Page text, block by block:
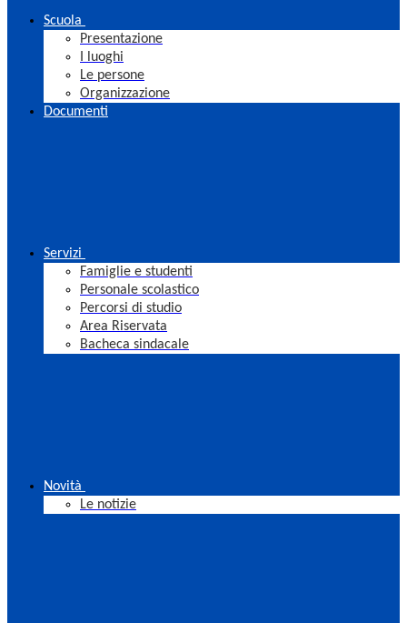
Scuola
Presentazione
I luoghi
Le persone
Organizzazione
Documenti
Servizi
Famiglie e studenti
Personale scolastico
Percorsi di studio
Area Riservata
Bacheca sindacale
Novità
Le notizie